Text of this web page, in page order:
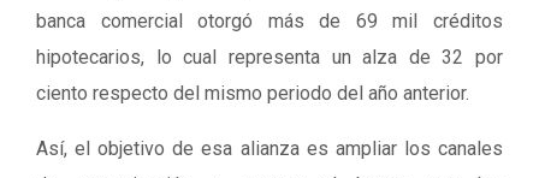
banca comercial otorgó más de 69 mil créditos
hipotecarios, lo cual representa un alza de 32 por
ciento respecto del mismo periodo del año anterior.
Así, el objetivo de esa alianza es ampliar los canales